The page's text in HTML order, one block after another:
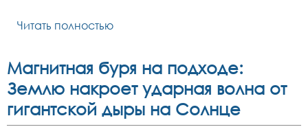
Читать полностью
Магнитная буря на подходе:
Землю накроет ударная волна от
гигантской дыры на Солнце